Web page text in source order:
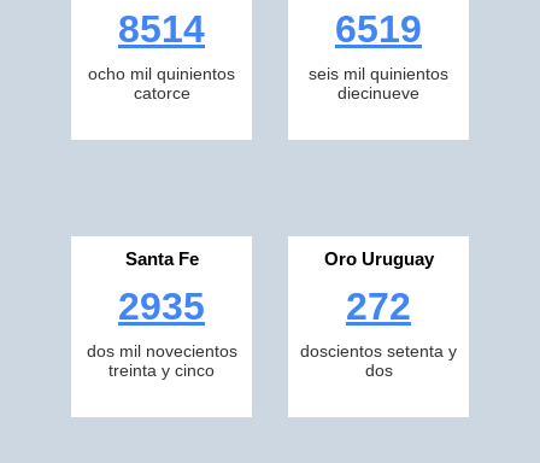
8514
ocho mil quinientos
catorce
6519
seis mil quinientos
diecinueve
Santa Fe
2935
dos mil novecientos
treinta y cinco
Oro Uruguay
272
doscientos setenta y
dos